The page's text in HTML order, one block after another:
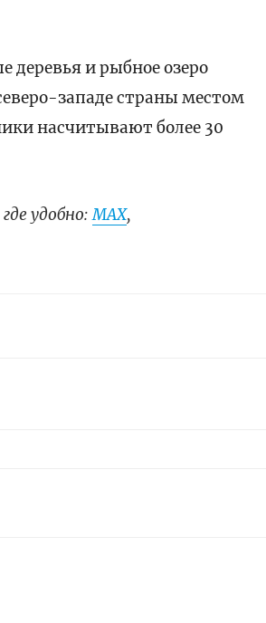
и рыбное озеро
западе страны местом
насчитывают более 30
удобно:МАХ,